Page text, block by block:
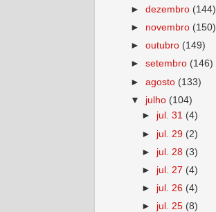
►dezembro (144)
► novembro (150)
►outubro (149)
►setembro (146)
►agosto (133)
▼ julho (104)
► jul. 31 (4)
► jul. 29 (2)
► jul. 28 (3)
► jul. 27 (4)
► jul. 26 (4)
► jul. 25 (8)